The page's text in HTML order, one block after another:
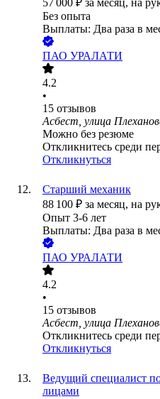
57 000 ₽ за месяц, на
Без опыта
Выплаты: Два раза в
ПАО УРАЛАТИ
4.2
•
15 отзывов
Асбест, улица
Можно без резюме
Откликнитесь среди
Откликнуться
Старший механик
88 100 ₽ за месяц, на
Опыт 3-6 лет
Выплаты: Два раза в
ПАО УРАЛАТИ
4.2
•
15 отзывов
Асбест, улица
Откликнитесь среди
Откликнуться
Ведущий специалист
лицами